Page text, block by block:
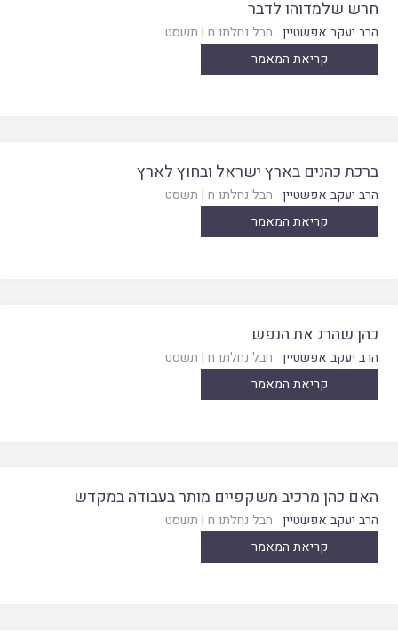
חרש שלמדוהו לדבר
הרב יעקב אפשטיין חבל נחלתו ח | תשסט
קריאת המאמר
ברכת כהנים בארץ ישראל ובחוץ לארץ
הרב יעקב אפשטיין חבל נחלתו ח | תשסט
קריאת המאמר
כהן שהרג את הנפש
הרב יעקב אפשטיין חבל נחלתו ח | תשסט
קריאת המאמר
האם כהן מרכיב משקפיים מותר בעבודה במקדש
הרב יעקב אפשטיין חבל נחלתו ח | תשסט
קריאת המאמר